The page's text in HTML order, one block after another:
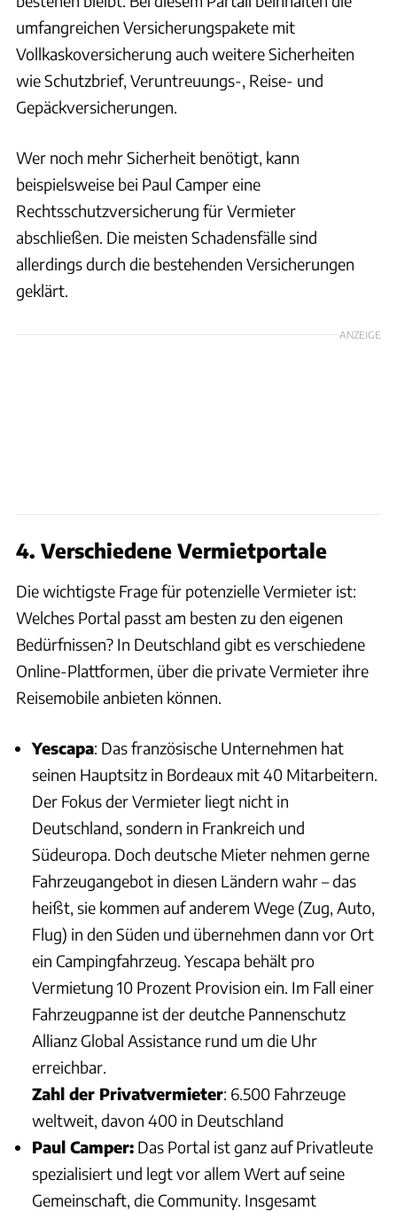
umfangreichen Versicherungspakete mit
Vollkaskoversicherung auch weitere Sicherheiten
wie Schutzbrief, Veruntreuungs-, Reise- und
Gepäckversicherungen.
Wer noch mehr Sicherheit benötigt, kann
beispielsweise bei Paul Camper eine
Rechtsschutzversicherung für Vermieter
abschließen. Die meisten Schadensfälle sind
allerdings durch die bestehenden Versicherungen
geklärt.
ANZEIGE
4. Verschiedene Vermietportale
Die wichtigste Frage für potenzielle Vermieter ist:
Welches Portal passt am besten zu den eigenen
Bedürfnissen? In Deutschland gibt es verschiedene
Online-Plattformen, über die private Vermieter ihre
Reisemobile anbieten können.
Yescapa: Das französische Unternehmen hat
seinen Hauptsitz in Bordeaux mit 40 Mitarbeitern.
Der Fokus der Vermieter liegt nicht in
Deutschland, sondern in Frankreich und
Südeuropa. Doch deutsche Mieter nehmen gerne
Fahrzeugangebot in diesen Ländern wahr – das
heißt, sie kommen auf anderem Wege (Zug, Auto,
Flug) in den Süden und übernehmen dann vor Ort
ein Campingfahrzeug. Yescapa behält pro
Vermietung 10 Prozent Provision ein. Im Fall einer
Fahrzeugpanne ist der deutche Pannenschutz
Allianz Global Assistance rund um die Uhr
erreichbar.
Zahl der Privatvermieter: 6.500 Fahrzeuge
weltweit, davon 400 in Deutschland
Paul Camper: Das Portal ist ganz auf Privatleute
spezialisiert und legt vor allem Wert auf seine
Gemeinschaft, die Community. Insgesamt